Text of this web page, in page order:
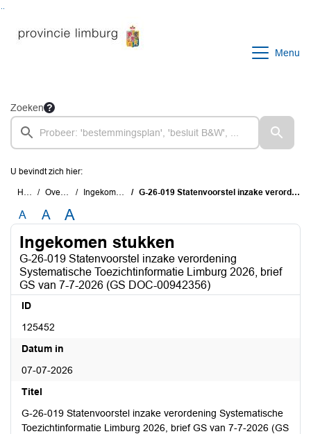
Menu
Zoeken
U bevindt zich hier:
Home Overzichten Ingekomen stukken G-26-019 Statenvoorstel inzake verordening Systematische Toezichtinformatie Limburg 2026, brief GS van 7-7-2026 (GS DOC-00942356)
A A A
Ingekomen stukken
G-26-019 Statenvoorstel inzake verordening
Systematische Toezichtinformatie Limburg 2026, brief
GS van 7-7-2026 (GS DOC-00942356)
ID
125452
Datum in
07-07-2026
Titel
G-26-019 Statenvoorstel inzake verordening Systematische
Toezichtinformatie Limburg 2026, brief GS van 7-7-2026 (GS